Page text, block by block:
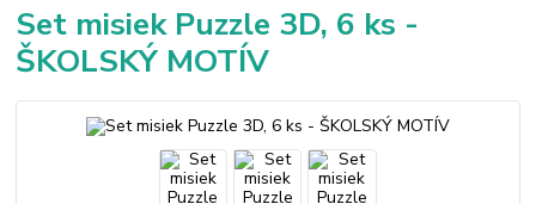
Set misiek Puzzle 3D, 6 ks -
ŠKOLSKÝ MOTÍV